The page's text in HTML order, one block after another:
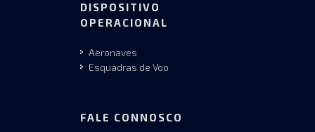
DISPOSITIVO
OPERACIONAL
Aeronaves
Esquadras de Voo
FALE CONNOSCO